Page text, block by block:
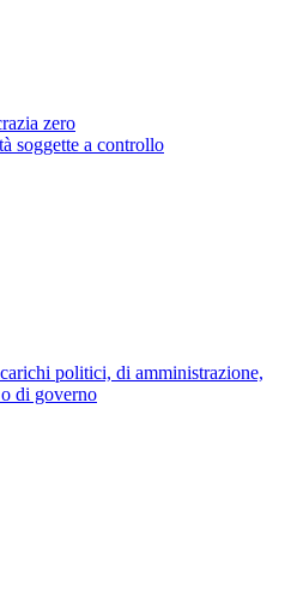
zero
soggette a controllo
politici, di amministrazione,
di governo